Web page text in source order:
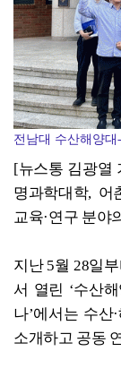
전남대 수산해양
[뉴스통 김광열
명과학대학, 어
교육·연구 분야
지난 5월 28일
서 열린 ‘수산
나’에서는 수
소개하고 공동